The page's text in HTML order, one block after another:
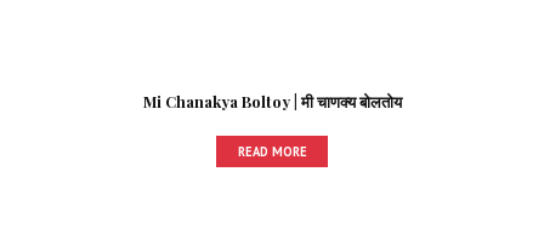
Mi Chanakya Boltoy | मी चाणक्य बोलतोय
READ MORE